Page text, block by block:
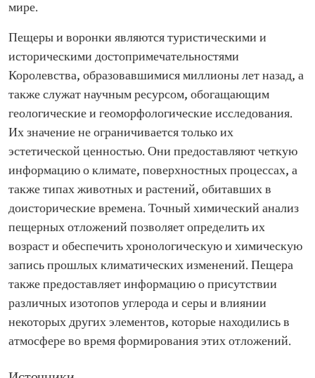
мире.
Пещеры и воронки являются туристическими и
историческими достопримечательностями
Королевства, образовавшимися миллионы лет назад, а
также служат научным ресурсом, обогащающим
геологические и геоморфологические исследования.
Их значение не ограничивается только их
эстетической ценностью. Они предоставляют четкую
информацию о климате, поверхностных процессах, а
также типах животных и растений, обитавших в
доисторические времена. Точный химический анализ
пещерных отложений позволяет определить их
возраст и обеспечить хронологическую и химическую
запись прошлых климатических изменений. Пещера
также предоставляет информацию о присутствии
различных изотопов углерода и серы и влиянии
некоторых других элементов, которые находились в
атмосфере во время формирования этих отложений.